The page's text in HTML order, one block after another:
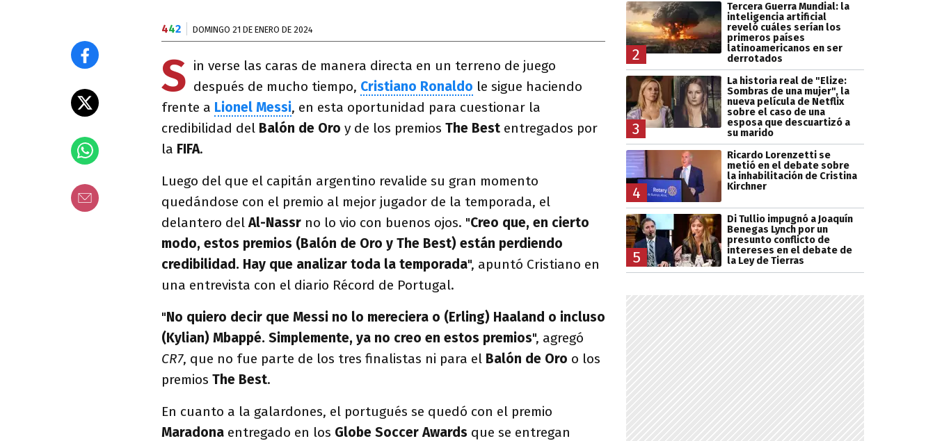
442 DOMINGO 21 DE ENERO DE 2024
S in verse las caras de manera directa en un terreno de juego
después de mucho tiempo, Cristiano Ronaldo le sigue haciendo
frente a Lionel Messi, en esta oportunidad para cuestionar la
credibilidad del Balón de Oro y de los premios The Best entregados por
la FIFA.
Luego del que el capitán argentino revalide su gran momento
quedándose con el premio al mejor jugador de la temporada, el
delantero delAl-Nassr no lo vio con buenos ojos. "Creo que, en cierto
modo, estos premios (Balón de Oro y The Best) están perdiendo
credibilidad. Hay que analizar toda la temporada", apuntó Cristiano en
una entrevista con el diario Récord de Portugal.
"No quiero decir que Messi no lo mereciera o (Erling) Haaland o incluso
(Kylian) Mbappé. Simplemente, ya no creo en estos premios", agregó
CR7, que no fue parte de los tres finalistas ni para el Balón de Oro o los
premios The Best.
En cuanto a la galardones, el portugués se quedó con el premio
Maradona entregado en los Globe Soccer Awards que se entregan
2
Tercera Guerra Mundial: la
inteligencia artificial
reveló cuáles serían los
primeros países
latinoamericanos en ser
derrotados
3
La historia real de "Elize:
Sombras de una mujer", la
nueva película de Netflix
sobre el caso de una
esposa que descuartizó a
su marido
4
Ricardo Lorenzetti se
metió en el debate sobre
la inhabilitación de Cristina
Kirchner
5
Di Tullio impugnó a Joaquín
Benegas Lynch por un
presunto conflicto de
intereses en el debate de
la Ley de Tierras